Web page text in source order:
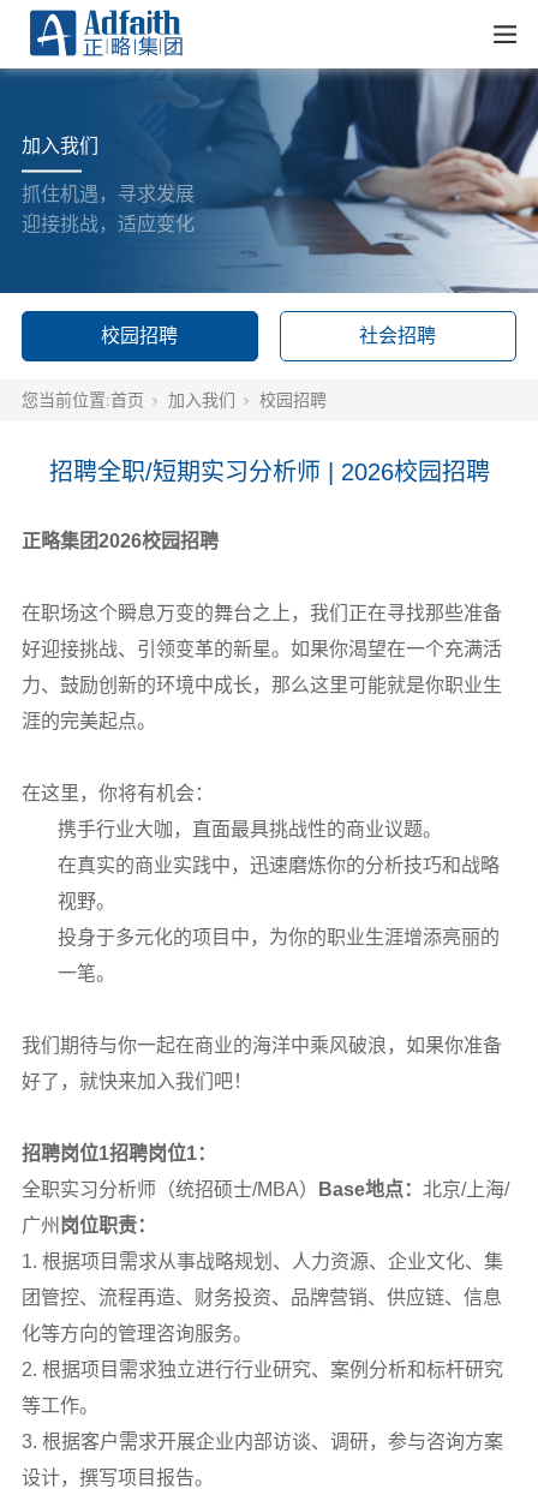
加入我们
抓住机遇，寻求发展
迎接挑战，适应变化
校园招聘 社会招聘
您当前位置:首页 加入我们 校园招聘
招聘全职/短期实习分析师 | 2026校园招聘
正略集团2026校园招聘
在职场这个瞬息万变的舞台之上，我们正在寻找那些准备
好迎接挑战、引领变革的新星。如果你渴望在一个充满活
力、鼓励创新的环境中成长，那么这里可能就是你职业生
涯的完美起点。
在这里，你将有机会：
携手行业大咖，直面最具挑战性的商业议题。
在真实的商业实践中，迅速磨炼你的分析技巧和战略
视野。
投身于多元化的项目中，为你的职业生涯增添亮丽的
一笔。
我们期待与你一起在商业的海洋中乘风破浪，如果你准备
好了，就快来加入我们吧！
招聘岗位1招聘岗位1：
全职实习分析师（统招硕士/MBA）
Base地点： 北京/上海/
广州 岗位职责：
1. 根据项目需求从事战略规划、人力资源、企业文化、集
团管控、流程再造、财务投资、品牌营销、供应链、信息
化等方向的管理咨询服务。
2. 根据项目需求独立进行行业研究、案例分析和标杆研究
等工作。
3. 根据客户需求开展企业内部访谈、调研，参与咨询方案
设计，撰写项目报告。